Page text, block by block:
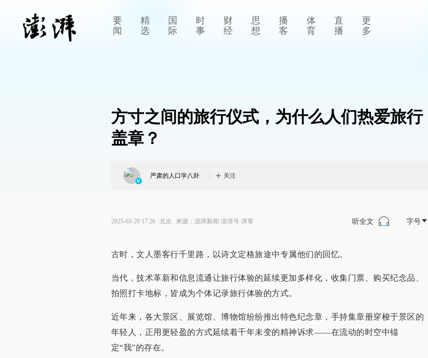
要
闻
精
选
国
际
时
事
财
经
思
想
播
客
体
育
直
播
更
多
方寸之间的旅行仪式，为什么人们热爱旅行
盖章？
严肃的人口学八卦 关注
2025-03-20 17:26 北京 来源： 澎湃新闻·澎湃号·湃客 听全文 字号
古时，文人墨客行千里路，以诗文定格旅途中专属他们的回忆。
当代，技术革新和信息流通让旅行体验的延续更加多样化，收集门票、购买纪念品、
拍照打卡地标，皆成为个体记录旅行体验的方式。
近年来，各大景区、展览馆、博物馆纷纷推出特色纪念章，手持集章册穿梭于景区的
年轻人，正用更轻盈的方式延续着千年未变的精神诉求——在流动的时空中锚
定“我”的存在。